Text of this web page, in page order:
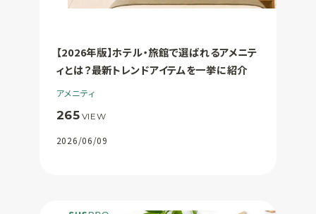
【2026年版】ホテル・旅館で選ばれるアメニテ
ィとは？最新トレンドアイテムを一挙に紹介
アメニティ
265 VIEW
2026/06/09